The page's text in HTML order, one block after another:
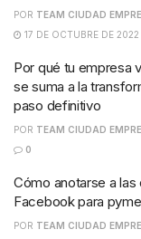
POR TEAM CIUDAD
17 DE OCTUBRE DE 2022
Por qué tu empresa
se suma a la
paso definitivo
POR TEAM CIUDAD
0
Cómo anotarse a
Facebook para
POR TEAM CIUDAD